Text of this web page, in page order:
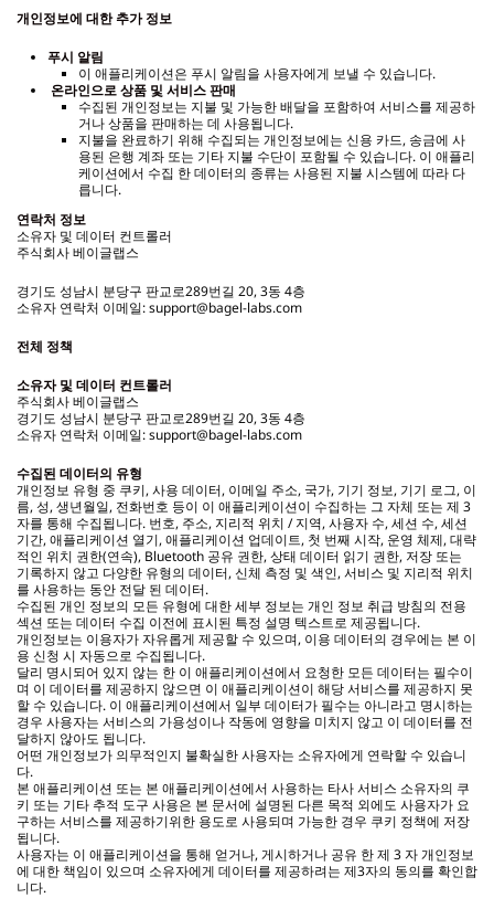
개인정보에 대한 추가 정보
푸시 알림
이 애플리케이션은 푸시 알림을 사용자에게 보낼 수 있습니다.
온라인으로 상품 및 서비스 판매
수집된 개인정보는 지불 및 가능한 배달을 포함하여 서비스를 제공하
거나 상품을 판매하는 데 사용됩니다.
지불을 완료하기 위해 수집되는 개인정보에는 신용 카드, 송금에 사
용된 은행 계좌 또는 기타 지불 수단이 포함될 수 있습니다. 이 애플리
케이션에서 수집 한 데이터의 종류는 사용된 지불 시스템에 따라 다
릅니다.
연락처 정보
소유자 및 데이터 컨트롤러
주식회사 베이글랩스
경기도 성남시 분당구 판교로289번길 20, 3동 4층
소유자 연락처 이메일: support@bagel-labs.com
전체 정책
소유자 및 데이터 컨트롤러
주식회사 베이글랩스
경기도 성남시 분당구 판교로289번길 20, 3동 4층
소유자 연락처 이메일: support@bagel-labs.com
수집된 데이터의 유형
개인정보 유형 중 쿠키, 사용 데이터, 이메일 주소, 국가, 기기 정보, 기기 로그, 이
름, 성, 생년월일, 전화번호 등이 이 애플리케이션이 수집하는 그 자체 또는 제 3
자를 통해 수집됩니다. 번호, 주소, 지리적 위치 / 지역, 사용자 수, 세션 수, 세션
기간, 애플리케이션 열기, 애플리케이션 업데이트, 첫 번째 시작, 운영 체제, 대략
적인 위치 권한(연속), Bluetooth 공유 권한, 상태 데이터 읽기 권한, 저장 또는
기록하지 않고 다양한 유형의 데이터, 신체 측정 및 색인, 서비스 및 지리적 위치
를 사용하는 동안 전달 된 데이터.
수집된 개인 정보의 모든 유형에 대한 세부 정보는 개인 정보 취급 방침의 전용
섹션 또는 데이터 수집 이전에 표시된 특정 설명 텍스트로 제공됩니다.
개인정보는 이용자가 자유롭게 제공할 수 있으며, 이용 데이터의 경우에는 본 이
용 신청 시 자동으로 수집됩니다.
달리 명시되어 있지 않는 한 이 애플리케이션에서 요청한 모든 데이터는 필수이
며 이 데이터를 제공하지 않으면 이 애플리케이션이 해당 서비스를 제공하지 못
할 수 있습니다. 이 애플리케이션에서 일부 데이터가 필수는 아니라고 명시하는
경우 사용자는 서비스의 가용성이나 작동에 영향을 미치지 않고 이 데이터를 전
달하지 않아도 됩니다.
어떤 개인정보가 의무적인지 불확실한 사용자는 소유자에게 연락할 수 있습니
다.
본 애플리케이션 또는 본 애플리케이션에서 사용하는 타사 서비스 소유자의 쿠
키 또는 기타 추적 도구 사용은 본 문서에 설명된 다른 목적 외에도 사용자가 요
구하는 서비스를 제공하기위한 용도로 사용되며 가능한 경우 쿠키 정책에 저장
됩니다.
사용자는 이 애플리케이션을 통해 얻거나, 게시하거나 공유 한 제 3 자 개인정보
에 대한 책임이 있으며 소유자에게 데이터를 제공하려는 제3자의 동의를 확인합
니다.